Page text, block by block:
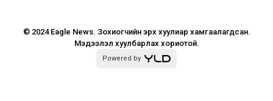
© 2024 Eagle News. Зохиогчийн эрх хуулиар хамгаалагдсан.
Мэдээлэл хуулбарлах хориотой.
Powered by